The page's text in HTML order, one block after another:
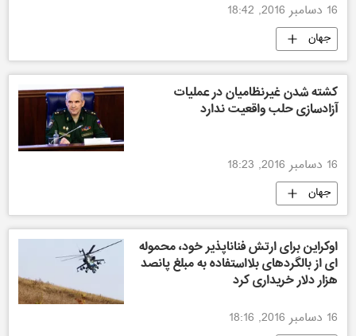
16 دسامبر 2016, 18:42
جهان
کشته شدن غیرنظامیان در عملیات
آزادسازی حلب واقعیت ندارد
16 دسامبر 2016, 18:23
جهان
اوکراین برای ارتش فناناپذیر خود، محموله
ای از بالگردهای بلااستفاده به مبلغ پانصد
هزار دلار خریداری کرد
16 دسامبر 2016, 18:16